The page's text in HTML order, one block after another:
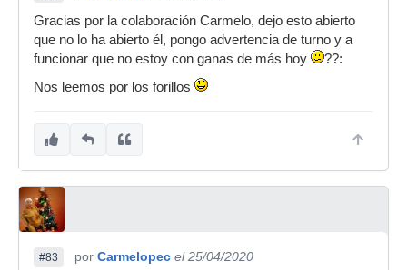
Gracias por la colaboración Carmelo, dejo esto abierto
que no lo ha abierto él, pongo advertencia de turno y a
funcionar que no estoy con ganas de más hoy
??:
Nos leemos por los forillos
#83 por Carmelopec el 25/04/2020